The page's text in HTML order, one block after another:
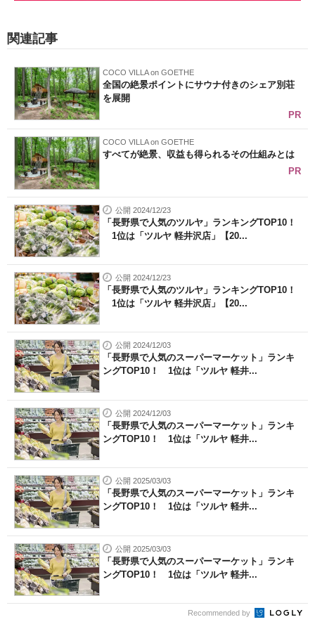
関連記事
COCO VILLA on GOETHE
全国の絶景ポイントにサウナ付きのシェア別荘
を展開
PR
COCO VILLA on GOETHE
すべてが絶景、収益も得られるその仕組みとは
PR
公開 2024/12/23
「長野県で人気のツルヤ」ランキングTOP10！
1位は「ツルヤ 軽井沢店」【20...
公開 2024/12/23
「長野県で人気のツルヤ」ランキングTOP10！
1位は「ツルヤ 軽井沢店」【20...
公開 2024/12/03
「長野県で人気のスーパーマーケット」ランキ
ングTOP10！ 1位は「ツルヤ 軽井...
公開 2024/12/03
「長野県で人気のスーパーマーケット」ランキ
ングTOP10！ 1位は「ツルヤ 軽井...
公開 2025/03/03
「長野県で人気のスーパーマーケット」ランキ
ングTOP10！ 1位は「ツルヤ 軽井...
公開 2025/03/03
「長野県で人気のスーパーマーケット」ランキ
ングTOP10！ 1位は「ツルヤ 軽井...
Recommended by